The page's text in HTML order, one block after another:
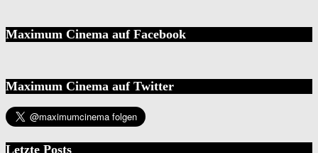
Maximum Cinema auf Facebook
Maximum Cinema auf Twitter
Letzte Posts